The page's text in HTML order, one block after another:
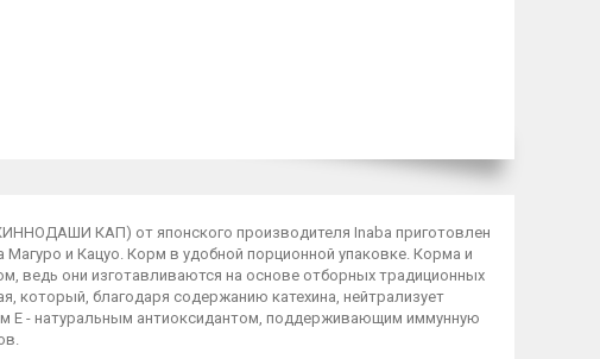
КАП) от японского производителя Inaba приготовлен
и Кацуо. Корм в удобной порционной упаковке. Корма и
ведь они изготавливаются на основе отборных традиционных
который, благодаря содержанию катехина, нейтрализует
Е - натуральным антиоксидантом, поддерживающим иммунную